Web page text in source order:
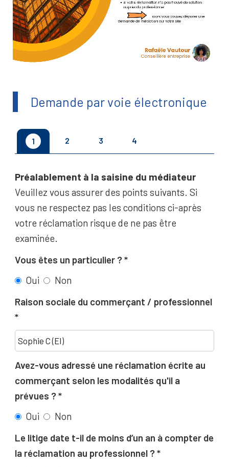
Demande par voie électronique
1 2 3 4
Préalablement à la saisine du médiateur
Veuillez vous assurer des points suivants. Si
vous ne respectez pas les conditions ci-après
votre réclamation risque de ne pas être
examinée.
Vous êtes un particulier ?
Oui
Non
Raison sociale du commerçant / professionnel
Avez-vous adressé une réclamation écrite au
commerçant selon les modalités qu'il a
prévues ?
Oui
Non
Le litige date t-il de moins d’un an à compter de
la réclamation au professionnel ?